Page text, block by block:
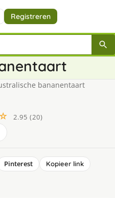
Registreren
bananentaart
2.95 (20)
Pinterest
Kopieer link